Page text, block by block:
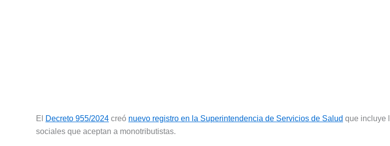
El Decreto 955/2024 creó nuevo registro en la Superintendencia de Servicios de Salud que incluye
sociales que aceptan a monotributistas.